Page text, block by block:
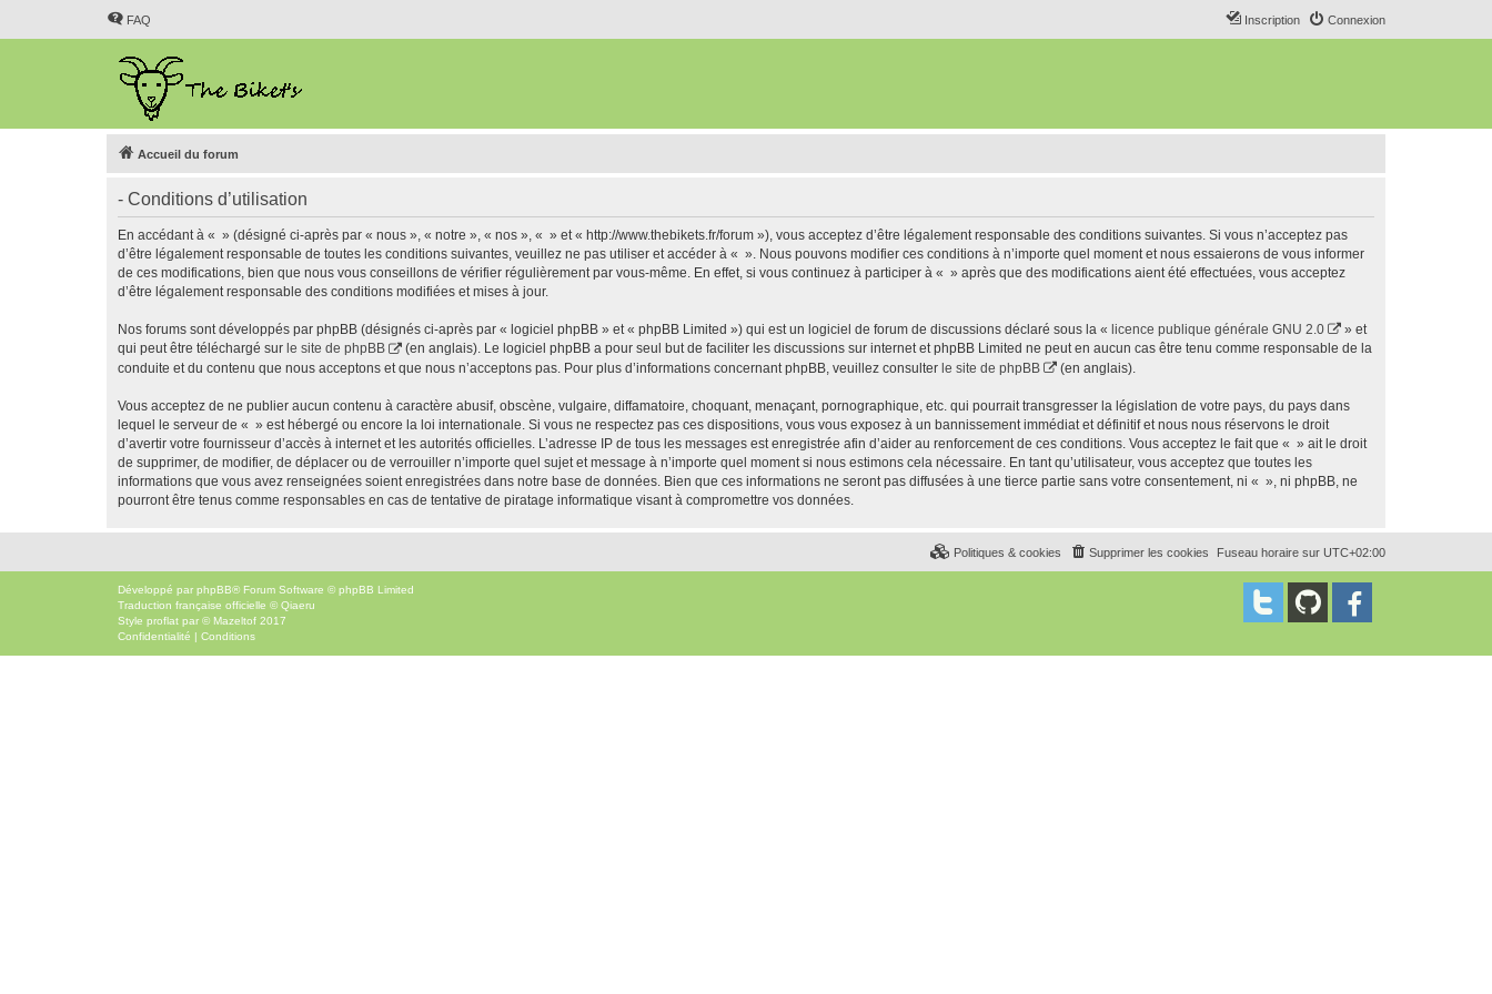
FAQ Connexion
Inscription
Accueil du forum
- Conditions d’utilisation
En accédant à « » (désigné ci-après par « nous », « notre », « nos », « » et « http://www.thebikets.fr/forum »), vous acceptez d’être légalement responsable des conditions suivantes. Si vous n’acceptez pas
d’être légalement responsable de toutes les conditions suivantes, veuillez ne pas utiliser et accéder à « ». Nous pouvons modifier ces conditions à n’importe quel moment et nous essaierons de vous informer
de ces modifications, bien que nous vous conseillons de vérifier régulièrement par vous-même. En effet, si vous continuez à participer à « » après que des modifications aient été effectuées, vous acceptez
d’être légalement responsable des conditions modifiées et mises à jour.
Nos forums sont développés par phpBB (désignés ci-après par « logiciel phpBB » et « phpBB Limited ») qui est un logiciel de forum de discussions déclaré sous la « licence publique générale GNU 2.0
» et
qui peut être téléchargé sur le site de phpBB
(en anglais). Le logiciel phpBB a pour seul but de faciliter les discussions sur internet et phpBB Limited ne peut en aucun cas être tenu comme responsable de la
conduite et du contenu que nous acceptons et que nous n’acceptons pas. Pour plus d’informations concernant phpBB, veuillez consulter le site de phpBB (en anglais).
Vous acceptez de ne publier aucun contenu à caractère abusif, obscène, vulgaire, diffamatoire, choquant, menaçant, pornographique, etc. qui pourrait transgresser la législation de votre pays, du pays dans
lequel le serveur de « » est hébergé ou encore la loi internationale. Si vous ne respectez pas ces dispositions, vous vous exposez à un bannissement immédiat et définitif et nous nous réservons le droit
d’avertir votre fournisseur d’accès à internet et les autorités officielles. L’adresse IP de tous les messages est enregistrée afin d’aider au renforcement de ces conditions. Vous acceptez le fait que « » ait le droit
de supprimer, de modifier, de déplacer ou de verrouiller n’importe quel sujet et message à n’importe quel moment si nous estimons cela nécessaire. En tant qu’utilisateur, vous acceptez que toutes les
informations que vous avez renseignées soient enregistrées dans notre base de données. Bien que ces informations ne seront pas diffusées à une tierce partie sans votre consentement, ni « », ni phpBB, ne
pourront être tenus comme responsables en cas de tentative de piratage informatique visant à compromettre vos données.
Fuseau horaire sur UTC+02:00
Supprimer les cookies
Politiques & cookies
Développé par phpBB® Forum Software © phpBB Limited
Traduction française officielle ©Qiaeru
Style proflat par © Mazeltof 2017
Confidentialité | Conditions